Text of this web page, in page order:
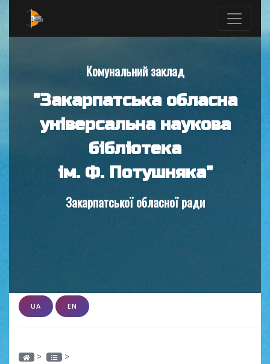
Комунальний заклад
"Закарпатська обласна
універсальна наукова
бібліотека
ім. Ф. Потушняка"
Закарпатської обласної ради
UA EN
> >